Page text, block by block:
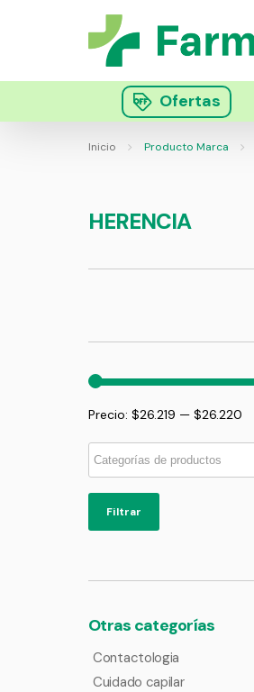
Ofertas
Inicio Producto Marca
HERENCIA
Precio: $26.219 — $26.220
Filtrar
Otras categorías
Contactologia
Cuidado capilar